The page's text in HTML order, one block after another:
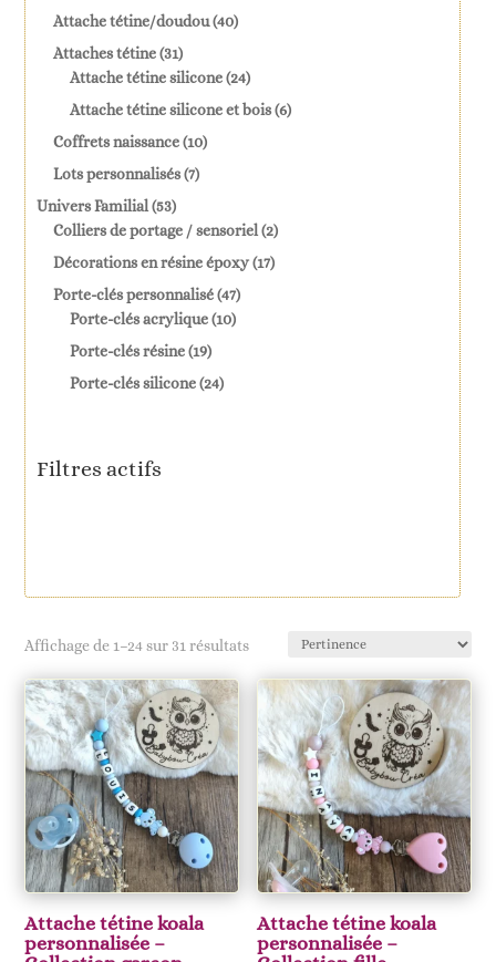
Attache tétine/doudou 4040
Attaches tétine 3131
produits
Attache tétine silicone 2424
produits
Attache tétine silicone et bois 66
Coffrets naissance 1010
Lots personnalisés 77
Univers Familial 5353
produits
Colliers de portage / sensoriel 22
produits
Décorations en résine époxy 1717
Porte-clés personnalisé 4747
produits
Porte-clés acrylique 1010
Porte-clés résine 1919
produits
Porte-clés silicone 2424
Filtres actifs
Affichage de 1–24 sur 31 résultats
Attache tétine koala
personnalisée –
Attache tétine koala
personnalisée –